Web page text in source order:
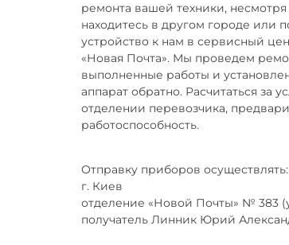
ремонта вашей техники,
находитесь в другом городе или
устройство к нам в сервисный
«Новая Почта». Мы проведем
выполненные работы и
аппарат обратно. Расчитаться за
отделении перевозчика,
работоспособность.
Отправку приборов осуществлять:
г. Киев
отделение «Новой Почты» № 383
получатель Линник Юрий